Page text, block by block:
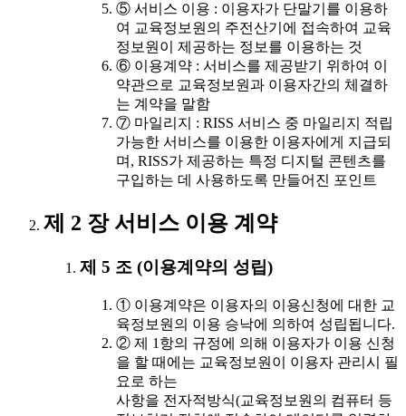
⑤ 서비스 이용 : 이용자가 단말기를 이용하
여 교육정보원의 주전산기에 접속하여 교육
정보원이 제공하는 정보를 이용하는 것
⑥ 이용계약 : 서비스를 제공받기 위하여 이
약관으로 교육정보원과 이용자간의 체결하
는 계약을 말함
⑦ 마일리지 : RISS 서비스 중 마일리지 적립
가능한 서비스를 이용한 이용자에게 지급되
며, RISS가 제공하는 특정 디지털 콘텐츠를
구입하는 데 사용하도록 만들어진 포인트
제 2 장 서비스 이용 계약
제 5 조 (이용계약의 성립)
① 이용계약은 이용자의 이용신청에 대한 교
육정보원의 이용 승낙에 의하여 성립됩니다.
② 제 1항의 규정에 의해 이용자가 이용 신청
을 할 때에는 교육정보원이 이용자 관리시 필
요로 하는
사항을 전자적방식(교육정보원의 컴퓨터 등